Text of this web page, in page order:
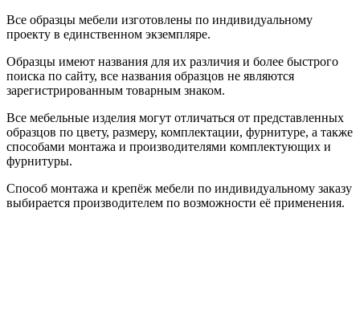
Все образцы мебели изготовлены по индивидуальному
проекту в единственном экземпляре.
Образцы имеют названия для их различия и более быстрого
поиска по сайту, все названия образцов не являются
зарегистрированным товарным знаком.
Все мебельные изделия могут отличаться от представленных
образцов по цвету, размеру, комплектации, фурнитуре, а также
способами монтажа и производителями комплектующих и
фурнитуры.
Способ монтажа и крепёж мебели по индивидуальному заказу
выбирается производителем по возможности её применения.